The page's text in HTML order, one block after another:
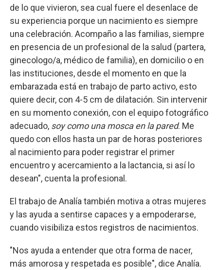
de lo que vivieron, sea cual fuere el desenlace de
su experiencia porque un nacimiento es siempre
una celebración. Acompaño a las familias, siempre
en presencia de un profesional de la salud (partera,
ginecologo/a, médico de familia), en domicilio o en
las instituciones, desde el momento en que la
embarazada está en trabajo de parto activo, esto
quiere decir, con 4-5 cm de dilatación. Sin intervenir
en su momento conexión, con el equipo fotográfico
adecuado, soy como una mosca en la pared. Me
quedo con ellos hasta un par de horas posteriores
al nacimiento para poder registrar el primer
encuentro y acercamiento a la lactancia, si así lo
desean", cuenta la profesional.
El trabajo de Analía también motiva a otras mujeres
y las ayuda a sentirse capaces y a empoderarse,
cuando visibiliza estos registros de nacimientos.
"Nos ayuda a entender que otra forma de nacer,
más amorosa y respetada es posible", dice Analía.